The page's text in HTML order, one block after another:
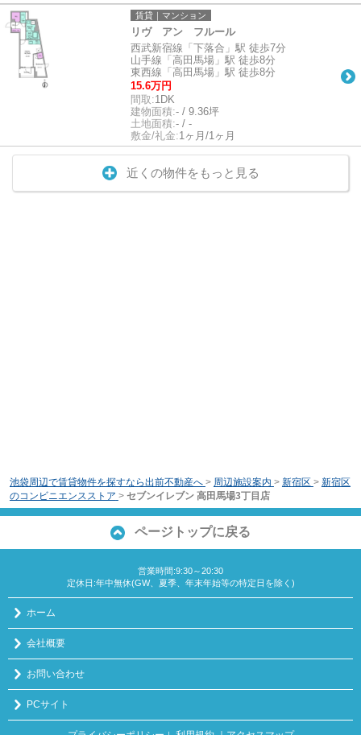
賃貸｜マンション
リヴ アン フルール
西武新宿線「下落合」駅 徒歩7分
山手線「高田馬場」駅 徒歩8分
東西線「高田馬場」駅 徒歩8分
15.6万円
間取:1DK
建物面積:- / 9.36坪
土地面積:- / -
敷金/礼金:1ヶ月/1ヶ月
近くの物件をもっと見る
池袋周辺で賃貸物件を探すなら出前不動産へ > 周辺施設案内 > 新宿区 > 新宿区
のコンビニエンスストア > セブンイレブン 高田馬場3丁目店
ページトップに戻る
営業時間:9:30～20:30
定休日:年中無休(GW、夏季、年末年始等の特定日を除く)
ホーム
会社概要
お問い合わせ
PCサイト